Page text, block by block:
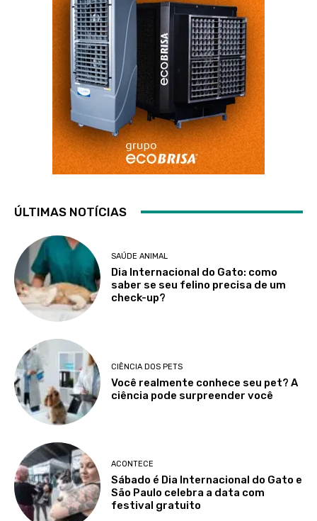
ÚLTIMAS NOTÍCIAS
SAÚDE ANIMAL
Dia Internacional do Gato: como
saber se seu felino precisa de um
check-up?
CIÊNCIA DOS PETS
Você realmente conhece seu pet? A
ciência pode surpreender você
ACONTECE
Sábado é Dia Internacional do Gato e
São Paulo celebra a data com
festival gratuito